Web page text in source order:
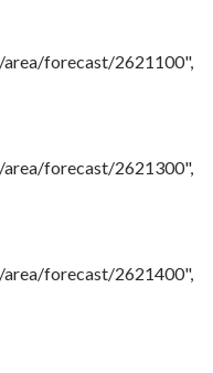
forecast/2621100",
forecast/2621300",
forecast/2621400",